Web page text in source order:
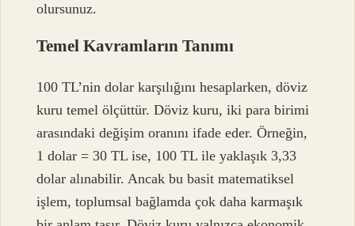
olursunuz.
Temel Kavramların Tanımı
100 TL’nin dolar karşılığını hesaplarken, döviz
kuru temel ölçüttür. Döviz kuru, iki para birimi
arasındaki değişim oranını ifade eder. Örneğin,
1 dolar = 30 TL ise, 100 TL ile yaklaşık 3,33
dolar alınabilir. Ancak bu basit matematiksel
işlem, toplumsal bağlamda çok daha karmaşık